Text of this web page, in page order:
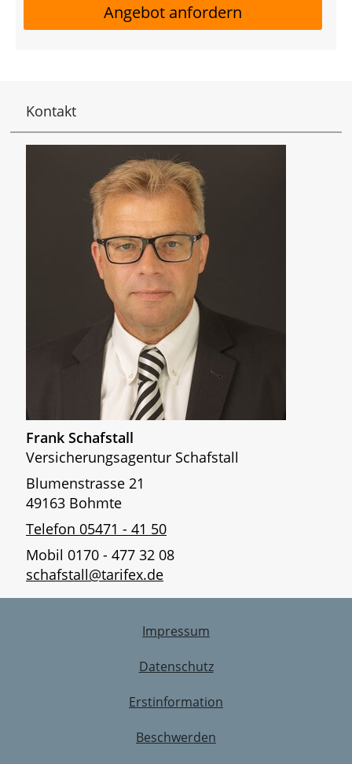
Angebot anfordern
Kontakt
Frank Schafstall
Versicherungsagentur Schafstall
Blumenstrasse 21
49163 Bohmte
Telefon 05471 - 41 50
Mobil 0170 - 477 32 08
schafstall@tarifex.de
Impressum
Datenschutz
Erstinformation
Beschwerden